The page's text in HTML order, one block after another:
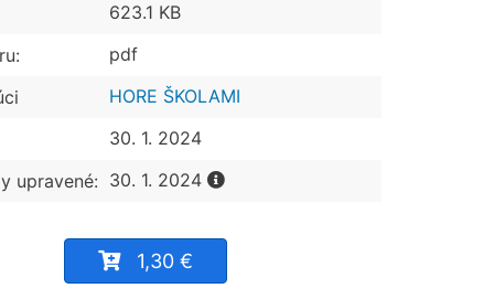
623.1 KB
pdf
HORE ŠKOLAMI
30. 1. 2024
upravené: 30. 1. 2024
1,30 €